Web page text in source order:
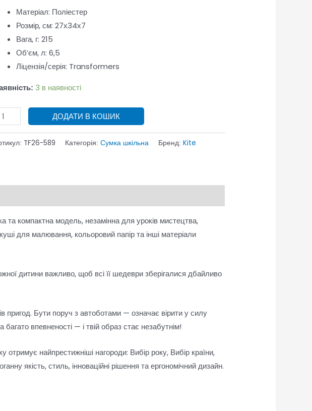
Матеріал: Поліестер
Розмір, см: 27х34х7
Вага, г: 215
Об’єм, л: 6,5
Ліцензія/серія: Transformers
3 в наявності
ДОДАТИ В КОШИК
TF26-589 Категорія: Сумка шкільна Бренд: Kite
компактна модель, незамінна для уроків мистецтва,
для малювання, кольоровий папір та інші матеріали
дитини важливо, щоб всі її шедеври зберігалися дбайливо
Бути поруч з автоботами — означає вірити у силу
багато впевненості — і твій образ стає незабутнім!
найпрестижніші нагороди: Вибір року, Вибір країни,
якість, стиль, інноваційні рішення та ергономічний дизайн.